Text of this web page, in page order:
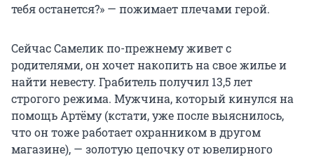
тебя останется?» — пожимает плечами герой.
Сейчас Самелик по-прежнему живет с
родителями, он хочет накопить на свое жилье и
найти невесту. Грабитель получил 13,5 лет
строгого режима. Мужчина, который кинулся на
помощь Артёму (кстати, уже после выяснилось,
что он тоже работает охранником в другом
магазине), — золотую цепочку от ювелирного